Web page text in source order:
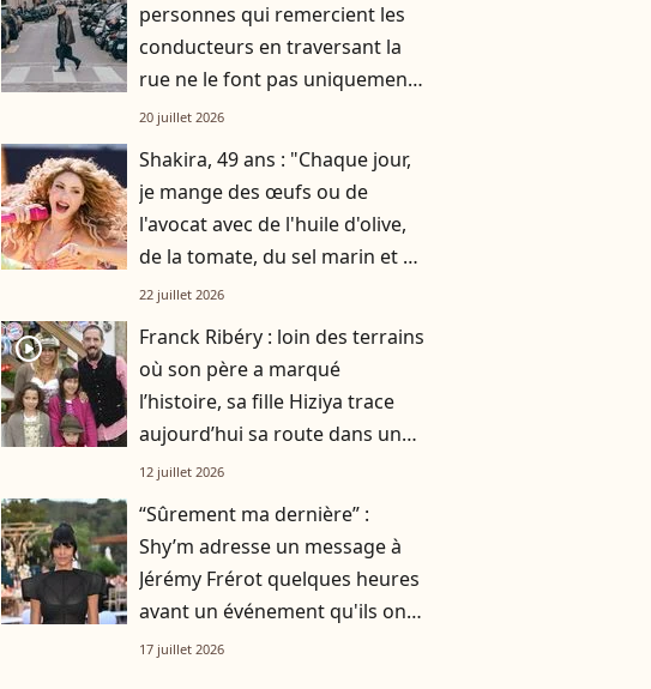
personnes qui remercient les
conducteurs en traversant la
rue ne le font pas uniquement
par gratitude
20 juillet 2026
Shakira, 49 ans : "Chaque jour,
je mange des œufs ou de
l'avocat avec de l'huile d'olive,
de la tomate, du sel marin et un
smoothie"
22 juillet 2026
player2
Franck Ribéry : loin des terrains
où son père a marqué
l’histoire, sa fille Hiziya trace
aujourd’hui sa route dans un
tout autre univers
12 juillet 2026
“Sûrement ma dernière” :
Shy’m adresse un message à
Jérémy Frérot quelques heures
avant un événement qu'ils ont
vécu ensemble
17 juillet 2026